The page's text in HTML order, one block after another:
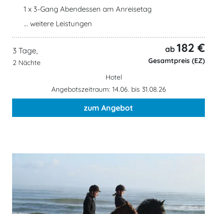
1 x 3-Gang Abendessen am Anreisetag
... weitere Leistungen
3 Tage,
2 Nächte
ab 182 €
Gesamtpreis (EZ)
Hotel
Angebotszeitraum: 14.06. bis 31.08.26
zum Angebot